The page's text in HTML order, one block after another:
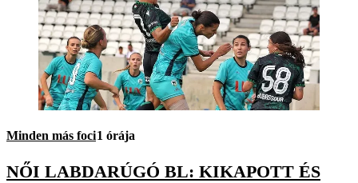
Minden más foci1 órája
NŐI LABDARÚGÓ BL: KIKAPOTT ÉS